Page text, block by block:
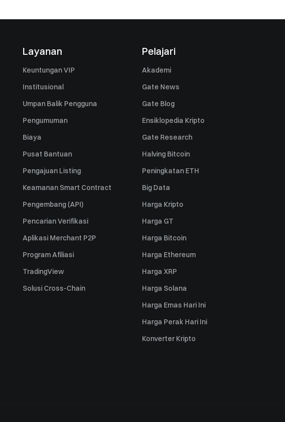
Layanan
Keuntungan VIP
Institusional
Umpan Balik Pengguna
Pengumuman
Biaya
Pusat Bantuan
Pengajuan Listing
Keamanan Smart Contract
Pengembang (API)
Pencarian Verifikasi
Aplikasi Merchant P2P
Program Afiliasi
TradingView
Solusi Cross-Chain
Pelajari
Akademi
Gate News
Gate Blog
Ensiklopedia Kripto
Gate Research
Halving Bitcoin
Peningkatan ETH
Big Data
Harga Kripto
Harga GT
Harga Bitcoin
Harga Ethereum
Harga XRP
Harga Solana
Harga Emas Hari Ini
Harga Perak Hari Ini
Konverter Kripto